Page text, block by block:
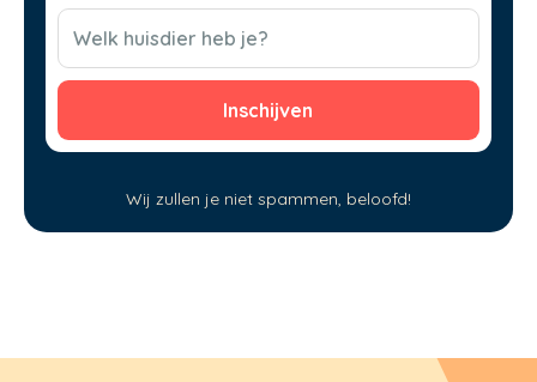
(Vereist)
CAPTCHA
Welk huisdier heb je?
Wij zullen je niet spammen, beloofd!